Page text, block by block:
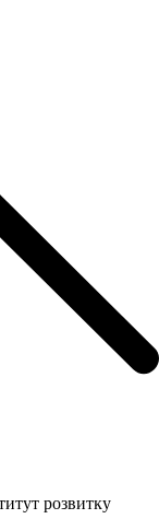
розвитку